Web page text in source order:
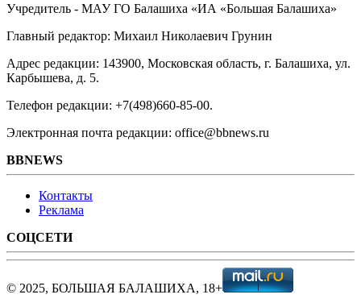
Учредитель - МАУ ГО Балашиха «ИА «Большая Балашиха»
Главный редактор: Михаил Николаевич Грунин
Адрес редакции: 143900, Московская область, г. Балашиха, ул.
Карбышева, д. 5.
Телефон редакции: +7(498)660-85-00.
Электронная почта редакции: office@bbnews.ru
BBNEWS
Контакты
Реклама
СОЦСЕТИ
© 2025, БОЛЬШАЯ БАЛАШИХА, 18+